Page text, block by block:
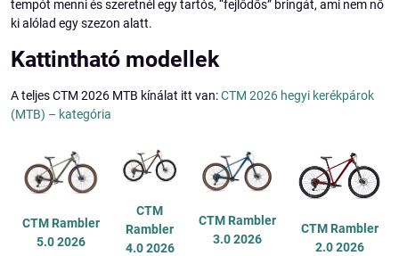
tempót menni és szeretnél egy tartós, “fejlődős” bringát, ami nem nő
ki alólad egy szezon alatt.
Kattintható modellek
A teljes CTM 2026 MTB kínálat itt van:CTM 2026 hegyi kerékpárok
(MTB) – kategória
CTM Rambler
5.0 2026
CTM
Rambler
4.0 2026
CTM Rambler
3.0 2026
CTM Rambler
2.0 2026